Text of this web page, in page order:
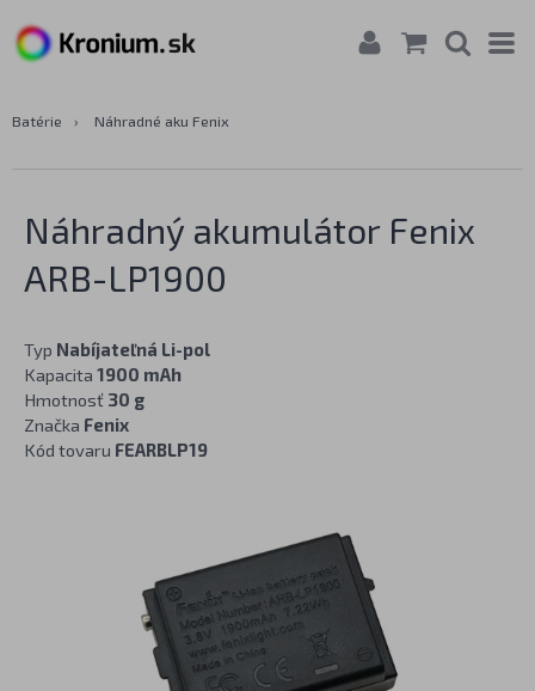
Batérie › Náhradné aku Fenix
Náhradný akumulátor Fenix
ARB-LP1900
Typ Nabíjateľná Li-pol
Kapacita 1900 mAh
Hmotnosť 30 g
Značka Fenix
Kód tovaru FEARBLP19